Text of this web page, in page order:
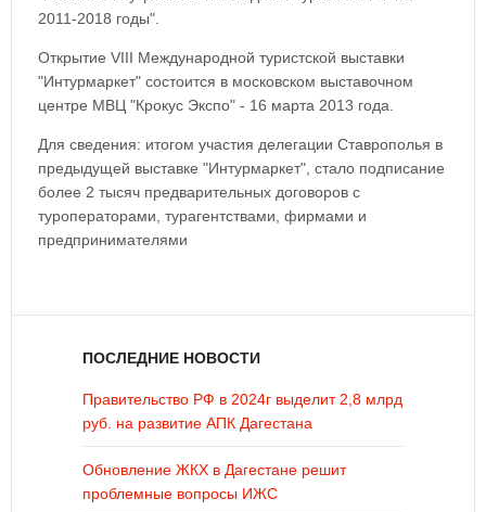
2011-2018 годы".
Открытие VIII Международной туристской выставки
"Интурмаркет" состоится в московском выставочном
центре МВЦ "Крокус Экспо" - 16 марта 2013 года.
Для сведения: итогом участия делегации Ставрополья в
предыдущей выставке "Интурмаркет", стало подписание
более 2 тысяч предварительных договоров с
туроператорами, турагентствами, фирмами и
предпринимателями
ПОСЛЕДНИЕ НОВОСТИ
Правительство РФ в 2024г выделит 2,8 млрд
руб. на развитие АПК Дагестана
Обновление ЖКХ в Дагестане решит
проблемные вопросы ИЖС